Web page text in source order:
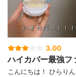
3.00
ハイカバー最強フ
こんにちは！ ひらり